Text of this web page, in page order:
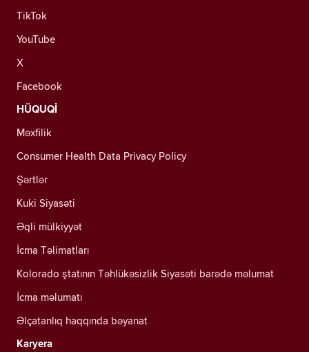
TikTok
YouTube
X
Facebook
HÜQUQİ
Məxfilik
Consumer Health Data Privacy Policy
Şərtlər
Kuki Siyasəti
Əqli mülkiyyət
İcma Təlimatları
Kolorado ştatının Təhlükəsizlik Siyasəti barədə məlumat
İcma məlumatı
Əlçatanlıq haqqında bəyanat
Karyera